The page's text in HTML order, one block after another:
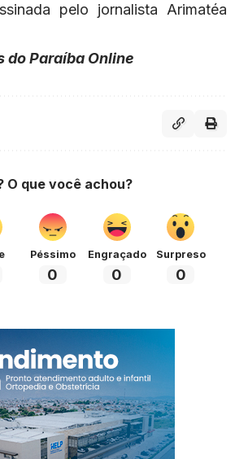
pelo jornalista Arimatéa
do Paraíba Online
O que você achou?
Péssimo
0
Engraçado
0
Surpreso
0